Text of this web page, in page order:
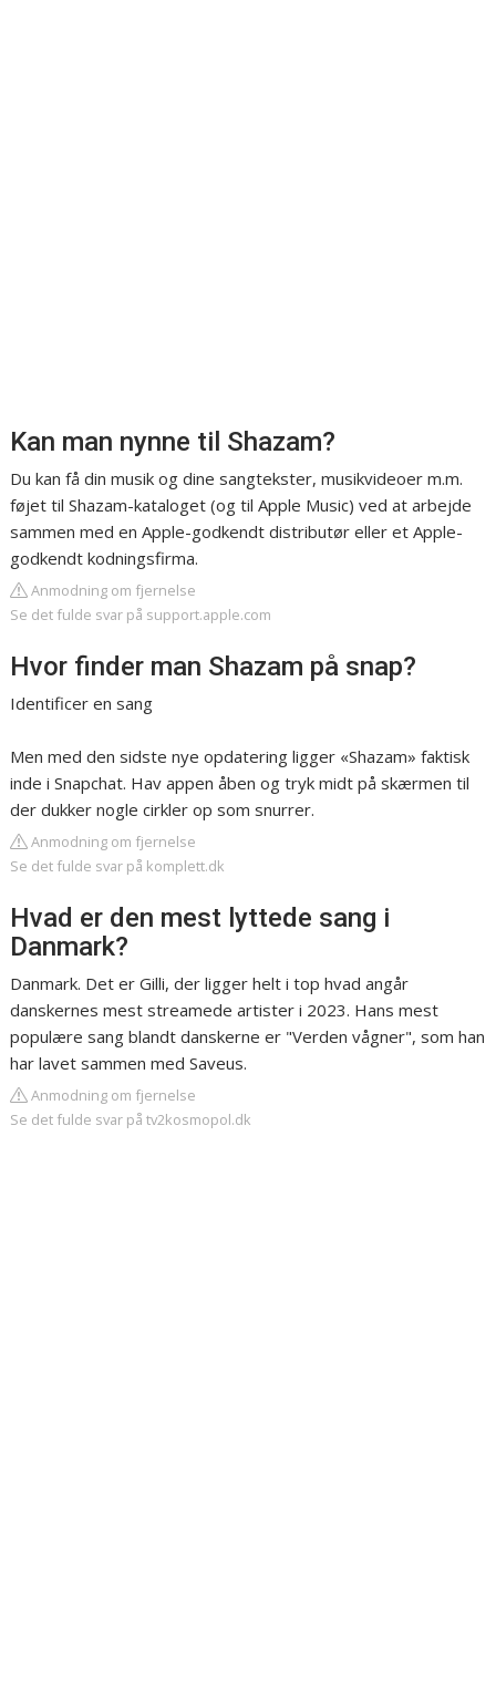
Kan man nynne til Shazam?
Du kan få din musik og dine sangtekster, musikvideoer m.m.
føjet til Shazam-kataloget (og til Apple Music) ved at arbejde
sammen med en Apple-godkendt distributør eller et Apple-
godkendt kodningsfirma.
Anmodning om fjernelse
Se det fulde svar på support.apple.com
Hvor finder man Shazam på snap?
Identificer en sang
Men med den sidste nye opdatering ligger «Shazam» faktisk
inde i Snapchat. Hav appen åben og tryk midt på skærmen til
der dukker nogle cirkler op som snurrer.
Anmodning om fjernelse
Se det fulde svar på komplett.dk
Hvad er den mest lyttede sang i
Danmark?
Danmark. Det er Gilli, der ligger helt i top hvad angår
danskernes mest streamede artister i 2023. Hans mest
populære sang blandt danskerne er "Verden vågner", som han
har lavet sammen med Saveus.
Anmodning om fjernelse
Se det fulde svar på tv2kosmopol.dk